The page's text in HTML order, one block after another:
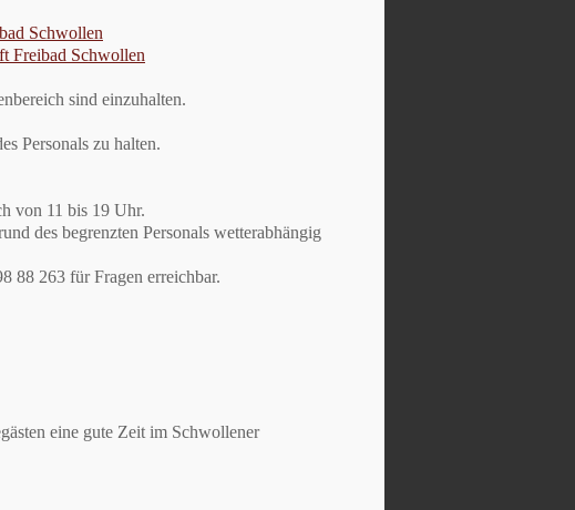
Schwollen
Freibad Schwollen
sind einzuhalten.
Personals zu halten.
von 11 bis 19 Uhr.
des begrenzten Personals wetterabhängig
88 263 für Fragen erreichbar.
eine gute Zeit im Schwollener